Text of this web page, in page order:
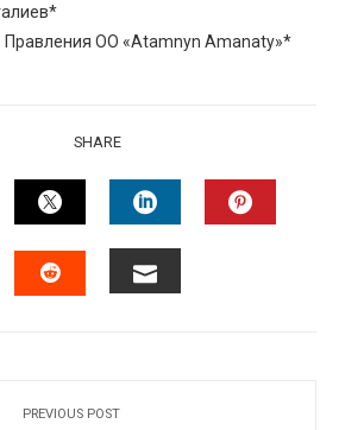
Правления ОО «Atamnyn Amanaty»*
SHARE
TWITTERLINKEDIN
PREVIOUS POST